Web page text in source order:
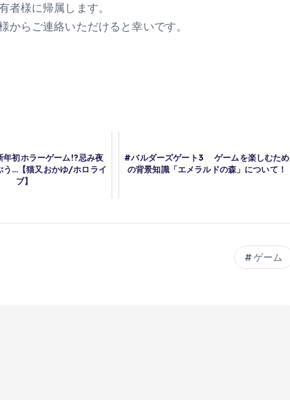
様に帰属します。
らご連絡いただけると幸いです。
年初ホラーゲーム!?忌み夜
う…【猫又おかゆ/ホロライ
ブ】
#バルダーズゲート3 ゲームを楽しむため
の背景知識「エメラルドの森」について！
ゲーム